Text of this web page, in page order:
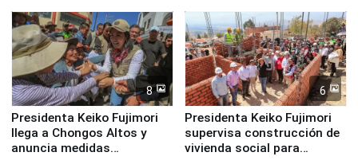
8
Presidenta Keiko Fujimori
llega a Chongos Altos y
anuncia medidas
6
Presidenta Keiko Fujimori
supervisa construcción de
vivienda social para